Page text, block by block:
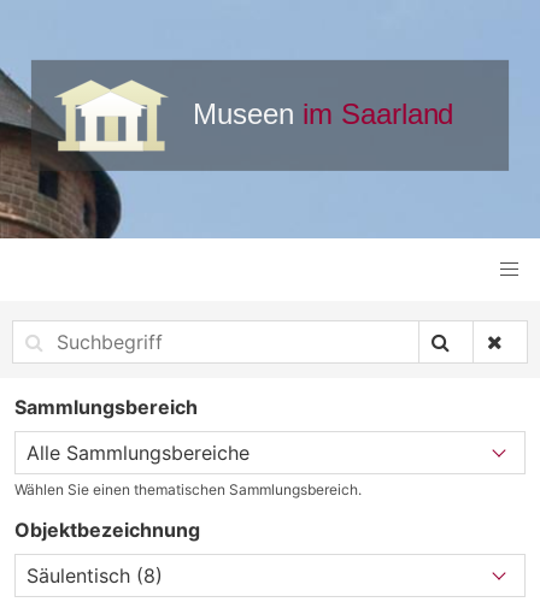
Sammlungsbereich
Wählen Sie einen thematischen Sammlungsbereich.
Objektbezeichnung